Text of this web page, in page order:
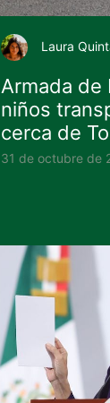
Laura
Armada de
niños
cerca de
31 de octubre de